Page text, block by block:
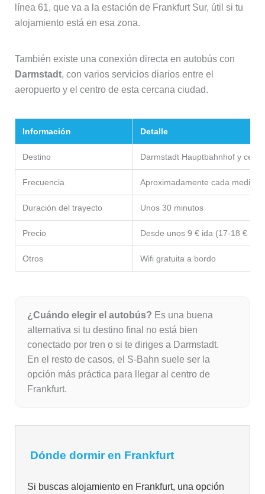
línea 61, que va a la estación de Frankfurt Sur, útil si tu
alojamiento está en esa zona.
También existe una conexión directa en autobús con
Darmstadt, con varios servicios diarios entre el
aeropuerto y el centro de esta cercana ciudad.
Información Detalle
Destino Darmstadt Hauptbahnhof y
Frecuencia Aproximadamente cada media
Duración del trayecto Unos 30 minutos
Precio Desde unos 9 € ida (17-18 € ida
Otros Wifi gratuita a bordo
¿Cuándo elegir el autobús? Es una buena
alternativa si tu destino final no está bien
conectado por tren o si te diriges a Darmstadt.
En el resto de casos, el S-Bahn suele ser la
opción más práctica para llegar al centro de
Frankfurt.
Dónde dormir en Frankfurt
Si buscas alojamiento en Frankfurt, una opción